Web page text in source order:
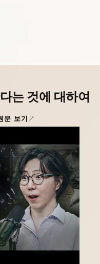
는 것에 대하여
문 보기